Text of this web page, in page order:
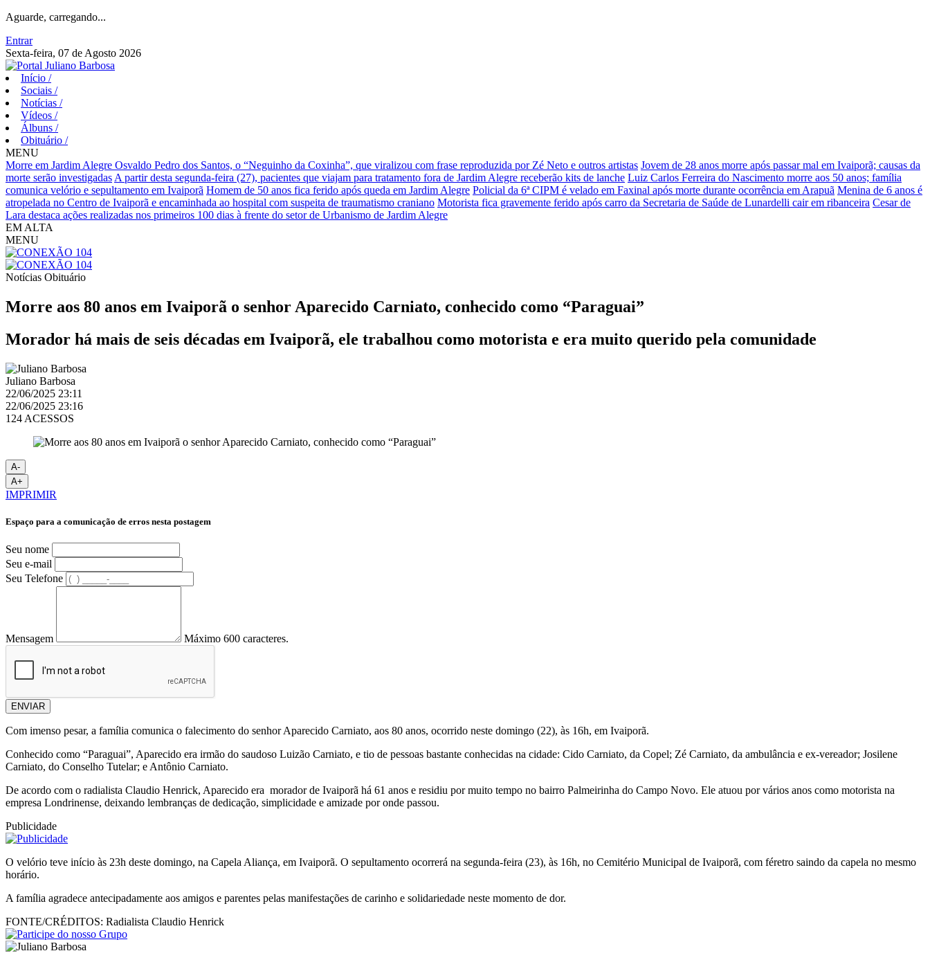
Aguarde, carregando...
Entrar
Sexta-feira, 07 de Agosto 2026
Início /
Sociais /
Notícias /
Vídeos /
Álbuns /
Obituário /
MENU
Morre em Jardim Alegre Osvaldo Pedro dos Santos, o “Neguinho da Coxinha”, que viralizou com frase reproduzida por Zé Neto e outros artistas Jovem de 28 anos morre após passar mal em Ivaiporã; causas da
morte serão investigadas A partir desta segunda-feira (27), pacientes que viajam para tratamento fora de Jardim Alegre receberão kits de lanche Luiz Carlos Ferreira do Nascimento morre aos 50 anos; família
comunica velório e sepultamento em Ivaiporã Homem de 50 anos fica ferido após queda em Jardim Alegre Policial da 6ª CIPM é velado em Faxinal após morte durante ocorrência em Arapuã Menina de 6 anos é
atropelada no Centro de Ivaiporã e encaminhada ao hospital com suspeita de traumatismo craniano Motorista fica gravemente ferido após carro da Secretaria de Saúde de Lunardelli cair em ribanceira Cesar de
Lara destaca ações realizadas nos primeiros 100 dias à frente do setor de Urbanismo de Jardim Alegre
EM ALTA
MENU
Notícias Obituário
Morre aos 80 anos em Ivaiporã o senhor Aparecido Carniato, conhecido como “Paraguai”
Morador há mais de seis décadas em Ivaiporã, ele trabalhou como motorista e era muito querido pela comunidade
Juliano Barbosa
22/06/2025 23:11
22/06/2025 23:16
124 ACESSOS
A-
A+
IMPRIMIR
Espaço para a comunicação de erros nesta postagem
Seu nome
Seu e-mail
Seu Telefone
Mensagem Máximo 600 caracteres.
ENVIAR
Com imenso pesar, a família comunica o falecimento do senhor Aparecido Carniato, aos 80 anos, ocorrido neste domingo (22), às 16h, em Ivaiporã.
Conhecido como “Paraguai”, Aparecido era irmão do saudoso Luizão Carniato, e tio de pessoas bastante conhecidas na cidade: Cido Carniato, da Copel; Zé Carniato, da ambulância e ex-vereador; Josilene
Carniato, do Conselho Tutelar; e Antônio Carniato.
De acordo com o radialista Claudio Henrick, Aparecido era morador de Ivaiporã há 61 anos e residiu por muito tempo no bairro Palmeirinha do Campo Novo. Ele atuou por vários anos como motorista na
empresa Londrinense, deixando lembranças de dedicação, simplicidade e amizade por onde passou.
Publicidade
O velório teve início às 23h deste domingo, na Capela Aliança, em Ivaiporã. O sepultamento ocorrerá na segunda-feira (23), às 16h, no Cemitério Municipal de Ivaiporã, com féretro saindo da capela no mesmo
horário.
A família agradece antecipadamente aos amigos e parentes pelas manifestações de carinho e solidariedade neste momento de dor.
FONTE/CRÉDITOS: Radialista Claudio Henrick